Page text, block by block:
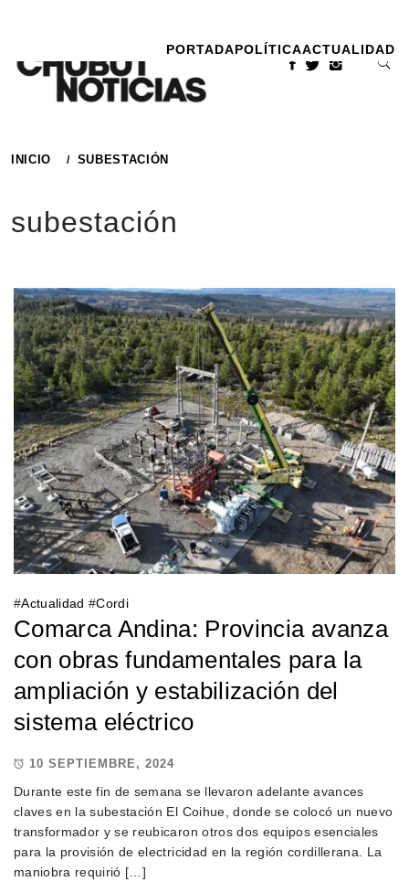
contenido
PORTADAPOLÍTICAACTUALIDAD
INICIO SUBESTACIÓN
subestación
#Actualidad #Cordi
Comarca Andina: Provincia avanza
con obras fundamentales para la
ampliación y estabilización del
sistema eléctrico
10 SEPTIEMBRE, 2024
Durante este fin de semana se llevaron adelante avances
claves en la subestación El Coihue, donde se colocó un nuevo
transformador y se reubicaron otros dos equipos esenciales
para la provisión de electricidad en la región cordillerana. La
maniobra requirió […]